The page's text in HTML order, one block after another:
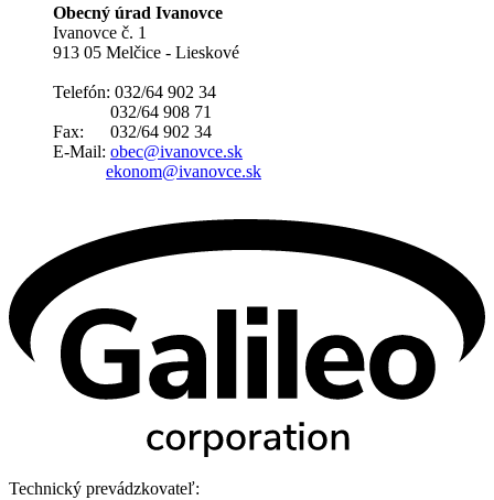
Obecný úrad Ivanovce
Ivanovce č. 1
913 05 Melčice - Lieskové
Telefón: 032/64 902 34
032/64 908 71
Fax: 032/64 902 34
E-Mail: obec@ivanovce.sk
ekonom@ivanovce.sk
Technický prevádzkovateľ: